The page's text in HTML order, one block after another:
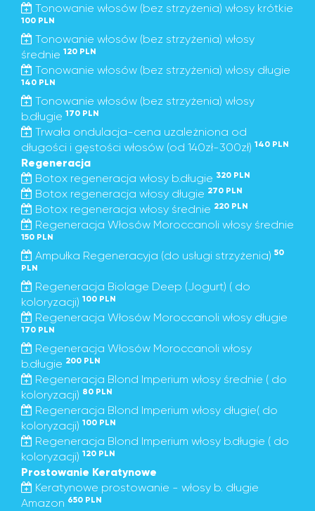
Tonowanie włosów (bez strzyżenia) włosy krótkie
100 PLN
Tonowanie włosów (bez strzyżenia) włosy
średnie 120 PLN
Tonowanie włosów (bez strzyżenia) włosy długie
140 PLN
Tonowanie włosów (bez strzyżenia) włosy
b.długie 170 PLN
Trwała ondulacja-cena uzależniona od
długości i gęstości włosów (od 140zł-300zł) 140 PLN
Regeneracja
Botox regeneracja włosy b.długie 320 PLN
Botox regeneracja włosy długie 270 PLN
Botox regeneracja włosy średnie 220 PLN
Regeneracja Włosów Moroccanoli włosy średnie
150 PLN
Ampułka Regeneracyja (do usługi strzyżenia) 50
PLN
Regeneracja Biolage Deep (Jogurt) ( do
koloryzacji) 100 PLN
Regeneracja Włosów Moroccanoli włosy długie
170 PLN
Regeneracja Włosów Moroccanoli włosy
b.długie 200 PLN
Regeneracja Blond Imperium włosy średnie ( do
koloryzacji) 80 PLN
Regeneracja Blond Imperium włosy długie( do
koloryzacji) 100 PLN
Regeneracja Blond Imperium włosy b.długie ( do
koloryzacji) 120 PLN
Prostowanie Keratynowe
Keratynowe prostowanie - włosy b. długie
Amazon 650 PLN